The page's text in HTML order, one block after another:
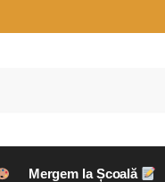
Mergem la Școală